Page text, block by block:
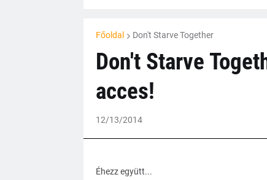
Főoldal Don't Starve Together
Don't Starve
acces!
12/13/2014
Éhezz együtt...